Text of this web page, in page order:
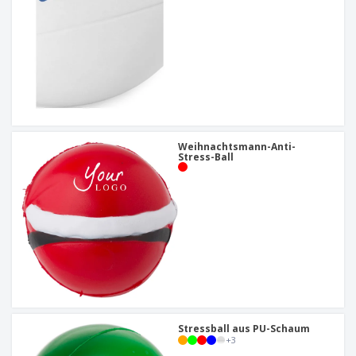
Weihnachtsmann-Anti-
Stress-Ball
Stressball aus PU-Schaum
+3